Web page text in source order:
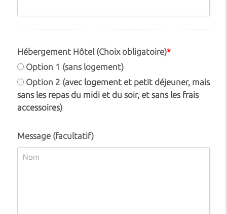
Hébergement Hôtel (Choix obligatoire)*
Option 1 (sans logement)
Option 2 (avec logement et petit déjeuner, mais
sans les repas du midi et du soir, et sans les frais
accessoires)
Message (facultatif)